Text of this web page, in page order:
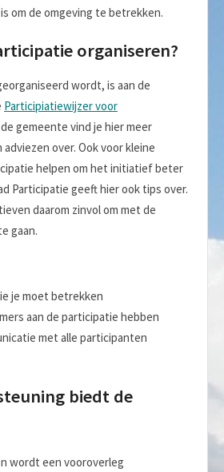
om de omgeving te betrekken.
organiseren?
wordt, is aan de
Participiatiewijzer voor
gemeente vind je hier meer
over. Ook voor kleine
helpen om het initiatief beter
Participatie geeft hier ook tips over.
daarom zinvol om met de
gaan.
je moet betrekken
aan de participatie hebben
met alle participanten
biedt de
wordt een vooroverleg